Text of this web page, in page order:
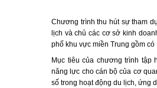
Chương trình thu hút sự tham
lịch và chủ các cơ sở kinh
phố khu vực miền Trung gồm
Mục tiêu của chương trình tập
năng lực cho cán bộ của cơ
số trong hoạt động du lịch, ứng